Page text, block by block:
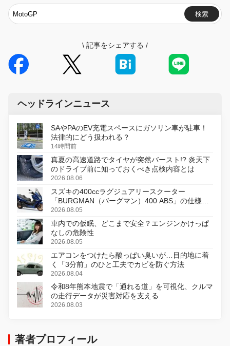
検索
\ 記事をシェアする /
ヘッドラインニュース
SAやPAのEV充電スペースにガソリン車が駐車！
法律的にどう扱われる？
14時間前
真夏の高速道路でタイヤが突然バースト!? 炎天下
のドライブ前に知っておくべき点検内容とは
2026.08.06
スズキの400ccラグジュアリースクーター
「BURGMAN（バーグマン）400 ABS」の仕様を
変更し、8月18日に発売
2026.08.05
車内での仮眠、どこまで安全？エンジンかけっぱ
なしの危険性
2026.08.05
エアコンをつけたら酸っぱい臭いが…目的地に着
く「3分前」のひと工夫でカビを防ぐ方法
2026.08.04
令和8年熊本地震で「通れる道」を可視化、クルマ
の走行データが災害対応を支える
2026.08.03
著者プロフィール